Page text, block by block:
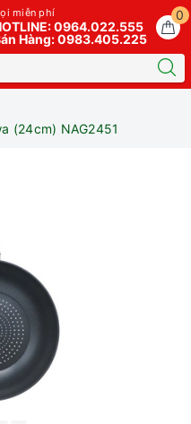
0
miễn phí
0964.022.555
Hàng: 0983.405.225
(24cm) NAG2451